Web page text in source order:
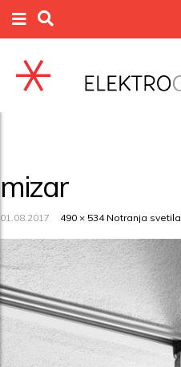
mizar
01.08.2017 490 × 534 Notranja svetila